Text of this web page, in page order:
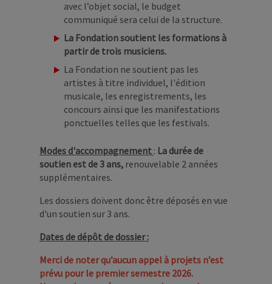
avec l’objet social, le budget
communiqué sera celui de la structure.
La Fondation soutient les formations à
partir de trois musiciens.
La Fondation ne soutient pas les
artistes à titre individuel, l'édition
musicale, les enregistrements, les
concours ainsi que les manifestations
ponctuelles telles que les festivals.
Modes d'accompagnement : La durée de
soutien est de 3 ans, renouvelable 2 années
supplémentaires.
Les dossiers doivent donc être déposés en vue
d'un soutien sur 3 ans.
Dates de dépôt de dossier :
Merci de noter qu’aucun appel à projets n’est
prévu pour le premier semestre 2026.